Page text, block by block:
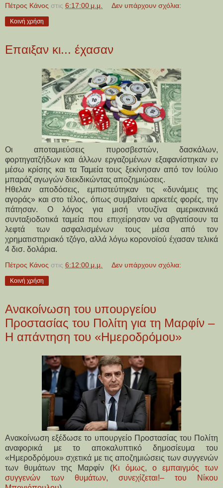
Πέτρος Κάνος στις 6:17:00 μ.μ. Δεν υπάρχουν σχόλια:
Κοινή χρήση
Επαιξαν κι... έχασαν
Οι αποταμιεύσεις πυροσβεστών, δασκάλων,
φορτηγατζήδων και άλλων εργαζομένων εξαφανίστηκαν εν
μέσω κρίσης και τα Ταμεία τους ξεκίνησαν από τον Ιούλιο
μπαράζ αγωγών διεκδικώντας αποζημιώσεις.
Ηθελαν αποδόσεις, εμπιστεύτηκαν τις «δυνάμεις της
αγοράς» και στο τέλος, όπως συμβαίνει αρκετές φορές, την
πάτησαν. Ο λόγος για μισή ντουζίνα αμερικανικά
συνταξιοδοτικά ταμεία που επιχείρησαν να αβγατίσουν τα
λεφτά των ασφαλισμένων τους μέσα από τον
χρηματιστηριακό τζόγο, αλλά λόγω κορονοϊού έχασαν τελικά
4 δισ. δολάρια.
Πέτρος Κάνος στις 6:12:00 μ.μ. Δεν υπάρχουν σχόλια:
Κοινή χρήση
Ανακοίνωση του υπουργείου
Προστασίας του Πολίτη για τη Μαρφίν –
Η απάντηση του «Ημεροδρόμου»
Ανακοίνωση εξέδωσε το υπουργείο Προστασίας του Πολίτη
αναφορικά με το αποκαλυπτικό δημοσίευμα του
«Ημεροδρόμου» σχετικά με τις αποζημιώσεις των συγγενών
των θυμάτων της Μαρφίν (Κι όμως, ο εμπαιγμός των
συγγενών των θυμάτων, συνεχίζεται!– του Νίκου